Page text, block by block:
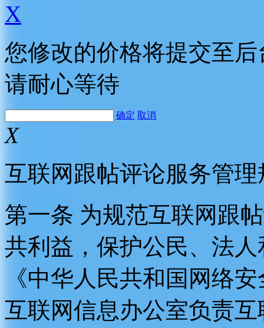
X
您修改的价格将提交至
请耐心等待
确定 取消
X
互联网跟帖评论服务管理
第一条 为规范互联网跟
共利益，保护公民、法
《中华人民共和国网络
互联网信息办公室负责